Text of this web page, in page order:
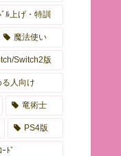
ﾞﾙ上げ・特訓
魔法使い
Switch2版
人向け
竜術士
PS4版
ﾄﾞ